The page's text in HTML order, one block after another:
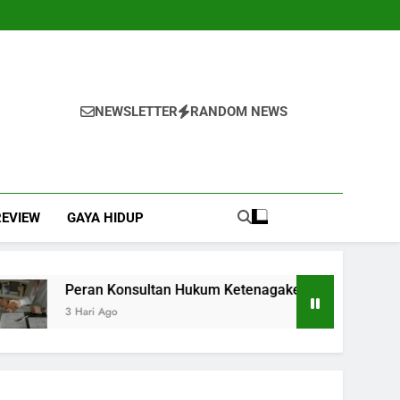
NEWSLETTER RANDOM NEWS
GAYA HIDUP
Hukum Ketenagakerjaan di Indonesia dalam